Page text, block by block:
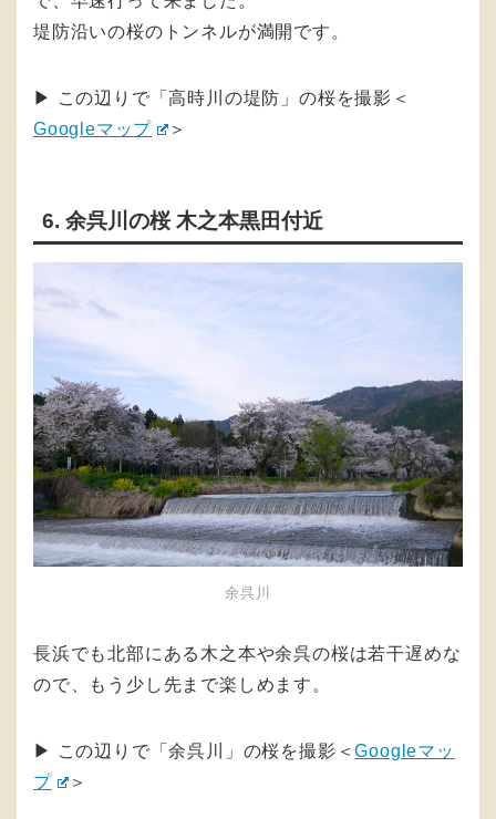
堤防沿いの桜のトンネルが満開です。
▶︎ この辺りで「高時川の堤防」の桜を撮影＜
Googleマップ
＞
6. 余呉川の桜 木之本黒田付近
余呉川
長浜でも北部にある木之本や余呉の桜は若干遅めな
ので、もう少し先まで楽しめます。
▶︎ この辺りで「余呉川」の桜を撮影＜Googleマッ
プ
＞